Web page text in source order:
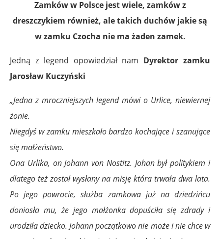
Zamków w Polsce jest wiele, zamków z
dreszczykiem również, ale takich duchów jakie są
w zamku Czocha nie ma żaden zamek.
Jedną z legend opowiedział nam Dyrektor zamku
Jarosław Kuczyński
„Jedna z mroczniejszych legend mówi o Urlice, niewiernej
żonie.
Niegdyś w zamku mieszkało bardzo kochające i szanujące
się małżeństwo.
Ona Urlika, on Johann von Nostitz. Johan był politykiem i
dlatego też został wysłany na misję która trwała dwa lata.
Po jego powrocie, służba zamkowa już na dziedzińcu
doniosła mu, że jego małżonka dopuściła się zdrady i
urodziła dziecko. Johann początkowo nie może i nie chce w